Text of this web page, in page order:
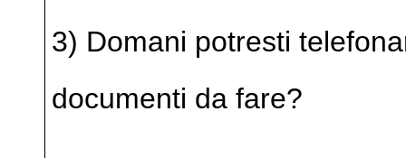
3) Domani potresti
documenti da fare?